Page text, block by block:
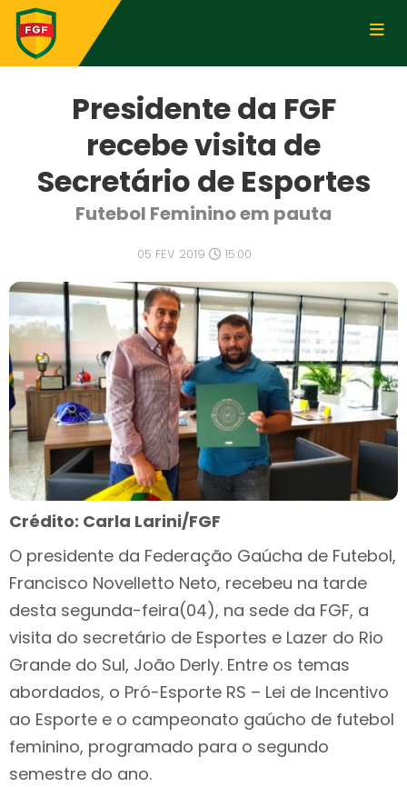
Presidente da FGF
recebe visita de
Secretário de Esportes
Futebol Feminino em pauta
05 FEV 2019 15:00
Crédito: Carla Larini/FGF
O presidente da Federação Gaúcha de Futebol,
Francisco Novelletto Neto, recebeu na tarde
desta segunda-feira(04), na sede da FGF, a
visita do secretário de Esportes e Lazer do Rio
Grande do Sul, João Derly. Entre os temas
abordados, o Pró-Esporte RS – Lei de Incentivo
ao Esporte e o campeonato gaúcho de futebol
feminino, programado para o segundo
semestre do ano.